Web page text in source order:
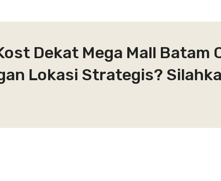
Dekat Mega Mall Batam
Lokasi Strategis?